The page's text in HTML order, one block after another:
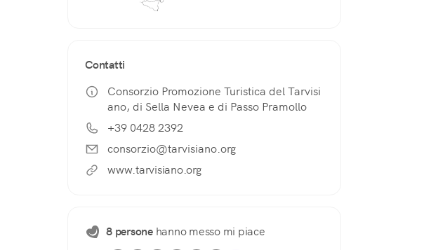
Contatti
Consorzio Promozione Turistica del Tarvisi
ano, di Sella Nevea e di Passo Pramollo
+39 0428 2392
consorzio@tarvisiano.org
www.tarvisiano.org
8 personehanno messo mi piace